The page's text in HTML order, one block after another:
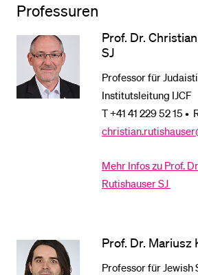
Professuren
Prof. Dr.
SJ
Professor für
Institutsleitung IJCF
T +41 41 229 52 15 •
Mehr Infos zu Prof.
Rutishauser SJ
Prof. Dr. Mariusz
Professor für
Forschende
Mitarbeitende
Alumni
Stellensuchende
BELIEBTE INHALTE
Sportangebot
Menuplan Mensa